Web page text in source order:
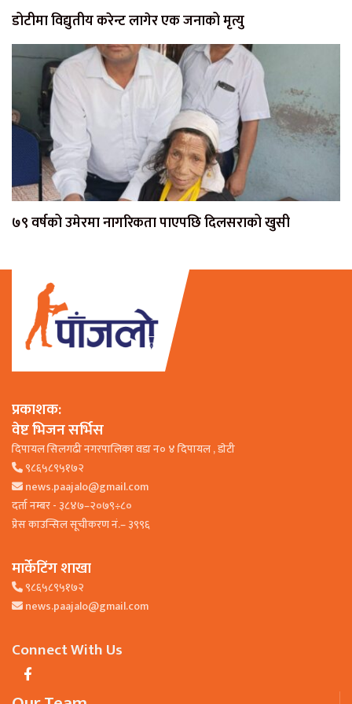
डोटीमा विद्युतीय करेन्ट लागेर एक जनाको मृत्यु
७९ वर्षको उमेरमा नागरिकता पाएपछि दिलसराको खुसी
प्रकाशक:
वेष्ट भिजन सर्भिस
दिपायल सिलगढी नगरपालिका वडा न० ४ दिपायल , डाेटी
९८६५८९५१७२
news.paajalo@gmail.com
दर्ता नम्बर - ३८४७–२०७९÷८०
प्रेस काउन्सिल सूचीकरण नं.– ३९९६
मार्केटिंग शाखा
९८६५८९५१७२
news.paajalo@gmail.com
Connect With Us